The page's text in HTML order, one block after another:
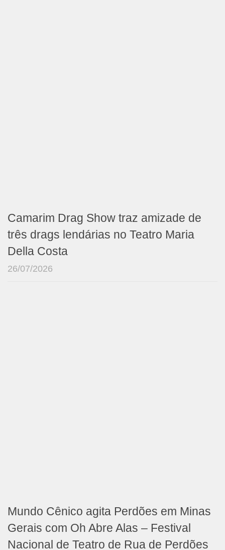
Camarim Drag Show traz amizade de
três drags lendárias no Teatro Maria
Della Costa
26/07/2026
Mundo Cênico agita Perdões em Minas
Gerais com Oh Abre Alas – Festival
Nacional de Teatro de Rua de Perdões